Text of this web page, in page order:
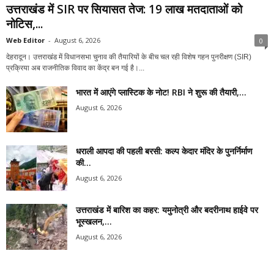
उत्तराखंड में SIR पर सियासत तेज: 19 लाख मतदाताओं को
नोटिस,...
Web Editor - August 6, 2026 0
देहरादून। उत्तराखंड में विधानसभा चुनाव की तैयारियों के बीच चल रही विशेष गहन पुनरीक्षण (SIR)
प्रक्रिया अब राजनीतिक विवाद का केंद्र बन गई है।...
भारत में आएंगे प्लास्टिक के नोट! RBI ने शुरू की तैयारी,...
August 6, 2026
धराली आपदा की पहली बरसी: कल्प केदार मंदिर के पुनर्निर्माण
की...
August 6, 2026
उत्तराखंड में बारिश का कहर: यमुनोत्री और बदरीनाथ हाईवे पर
भूस्खलन,...
August 6, 2026